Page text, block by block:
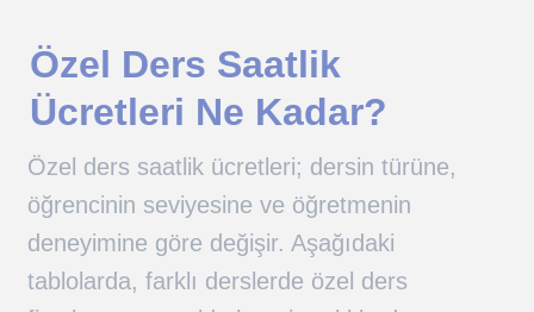
Özel Ders Saatlik
Ücretleri Ne Kadar?
Özel ders saatlik ücretleri; dersin türüne,
öğrencinin seviyesine ve öğretmenin
deneyimine göre değişir. Aşağıdaki
tablolarda, farklı derslerde özel ders